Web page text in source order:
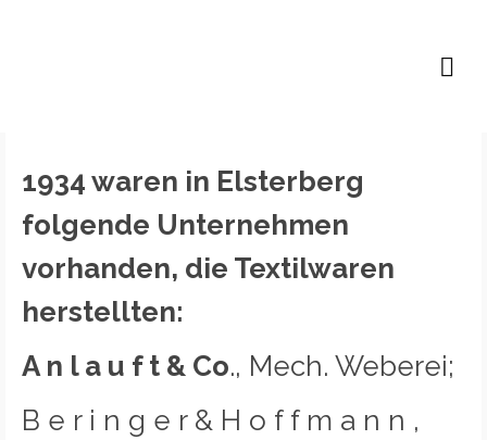
1934 waren in Elsterberg
folgende Unternehmen
vorhanden, die Textilwaren
herstellten:
A n l a u f t & Co., Mech. Weberei;
B e r i n g e r & H o f f m a n n ,